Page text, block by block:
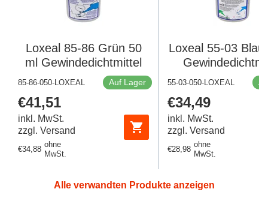
Loxeal 85-86 Grün 50
ml Gewindedichtmittel
85-86-050-LOXEAL Auf Lager
Regulärer
Preis
€41,51
inkl. MwSt.
zzgl. Versand
Regulärer
€34,88
ohne
MwSt.
Loxeal 55-03 Blau
55-03-050-LOXEAL
Regulärer
Preis
€34,49
inkl. MwSt.
zzgl. Versand
Regulärer
€28,98
ohne
MwSt.
Alle verwandten Produkte anzeigen